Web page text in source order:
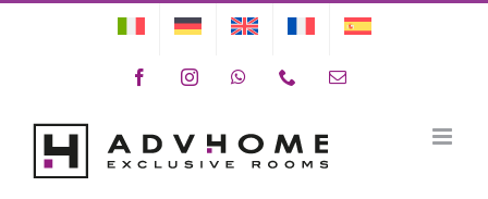
FacebookInstagramWhatsAppPhone Email
rich camera 4 es